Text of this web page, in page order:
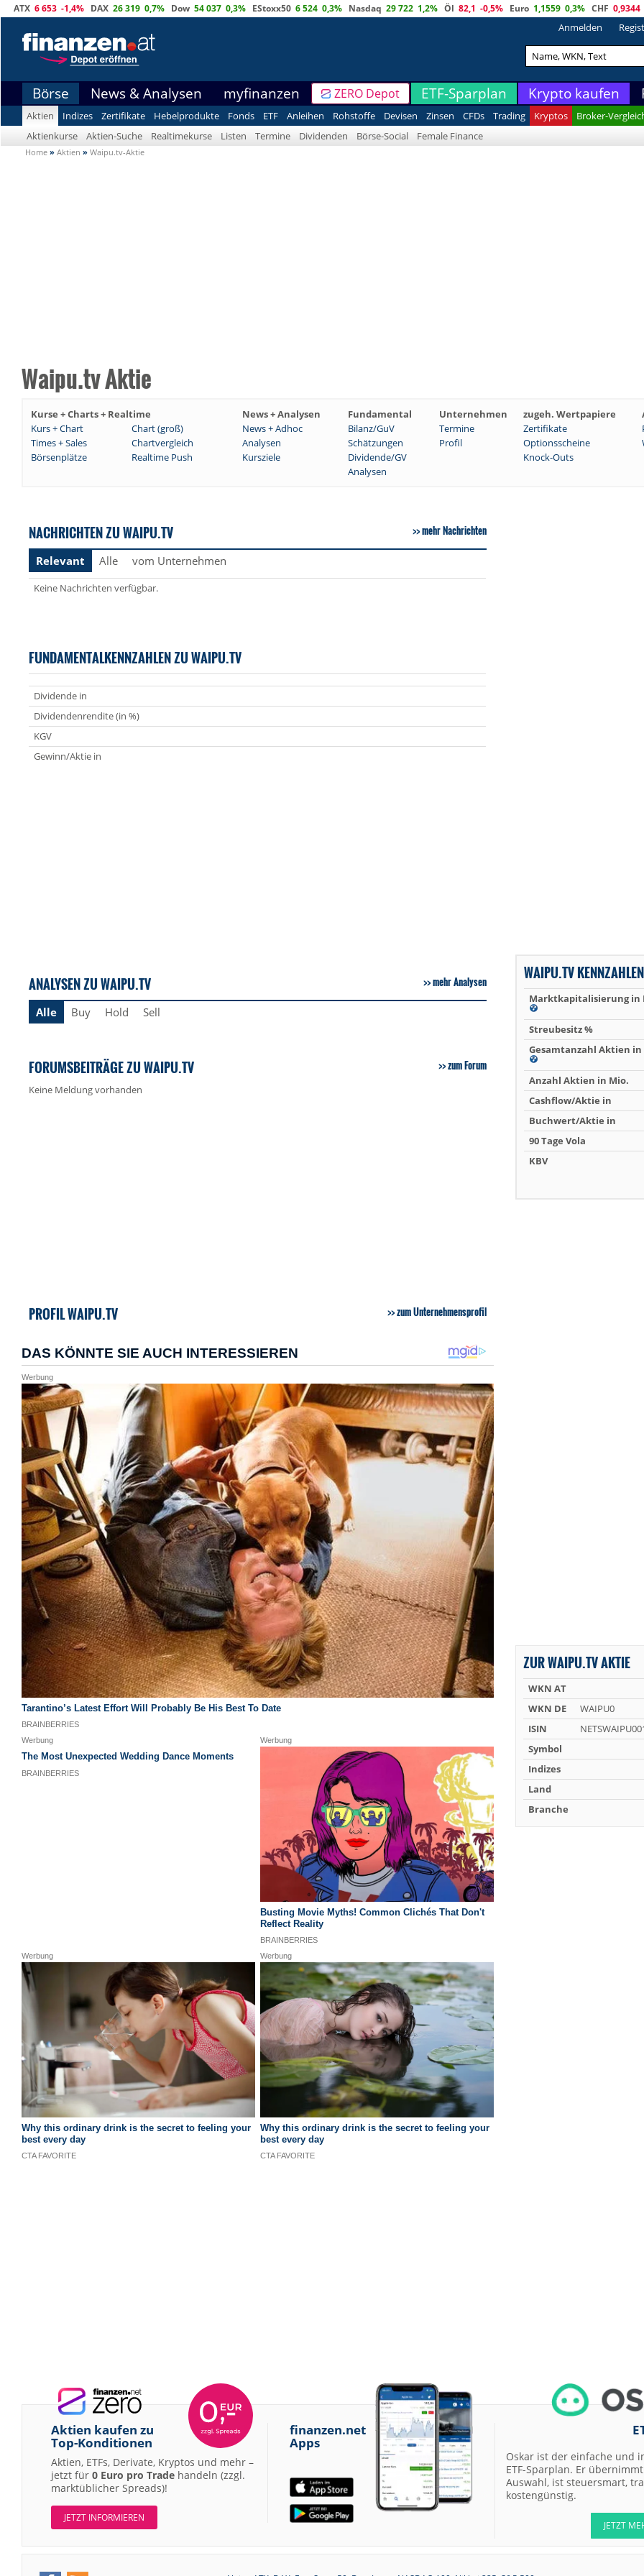
ATX 6 653 -1,4% DAX 26 319 0,7% Dow 54 037 0,3% EStoxx50 6 524 0,3% Nasdaq 29 722 1,2% Öl 82,1 -0,5% Euro 1,1559 0,3% CHF 0,9344
Anmelden
Börse News & Analysen myfinanzen ZERO Depot ETF-Sparplan Krypto kaufen
Aktien Indizes Zertifikate Hebelprodukte Fonds ETF Anleihen Rohstoffe Devisen Zinsen CFDs Trading Kryptos
Broker-
Aktienkurse
Aktien-Suche Realtimekurse Listen Termine Dividenden Börse-Social Female Finance
Home » Aktien » Waipu.tv-Aktie
Waipu.tv Aktie
Kurse + Charts + Realtime News + Analysen Fundamental Unternehmen zugeh. Wertpapiere
Kurs + Chart
Chart (groß) News + Adhoc Bilanz/GuV Termine Zertifikate
Times + Sales
Chartvergleich Analysen Schätzungen Profil Optionsscheine
Börsenplätze
Realtime Push Kursziele Dividende/GV
Knock-Outs
Analysen
NACHRICHTEN ZU WAIPU.TV mehr Nachrichten
Relevant Alle vom Unternehmen
Keine Nachrichten verfügbar.
FUNDAMENTALKENNZAHLEN ZU WAIPU.TV
Dividende in
Dividendenrendite (in %)
KGV
Gewinn/Aktie in
ANALYSEN ZU WAIPU.TV mehr Analysen
Alle Buy Hold Sell
FORUMSBEITRÄGE ZU WAIPU.TV zum Forum
Keine Meldung vorhanden
PROFIL WAIPU.TV zum Unternehmensprofil
WAIPU.TV KENNZAHLEN
Marktkapitalisierung in
Streubesitz %
Gesamtanzahl Aktien in
Anzahl Aktien in Mio.
Cashflow/Aktie in
Buchwert/Aktie in
90 Tage Vola
KBV
ZUR WAIPU.TV AKTIE
WKN AT
WKN DE
WAIPU0
ISIN
Symbol
Indizes
Land
Branche
Aktien kaufen zu
Top-Konditionen
Aktien, ETFs, Derivate, Kryptos und mehr –
jetzt für 0 Euro pro Trade handeln (zzgl.
marktüblicher Spreads)!
JETZT INFORMIEREN
finanzen.net
Apps
Oskar ist der einfache und
ETF-Sparplan. Er
Auswahl, ist steuersmart,
kostengünstig.
JETZT